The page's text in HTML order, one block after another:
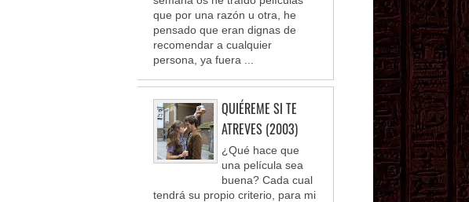
que por una razón u otra, he
pensado que eran dignas de
recomendar a cualquier
persona, ya fuera ...
QUIÉREME SI TE
ATREVES (2003)
¿Qué hace que
una película sea
buena? Cada cual
tendrá su propio criterio, para mi